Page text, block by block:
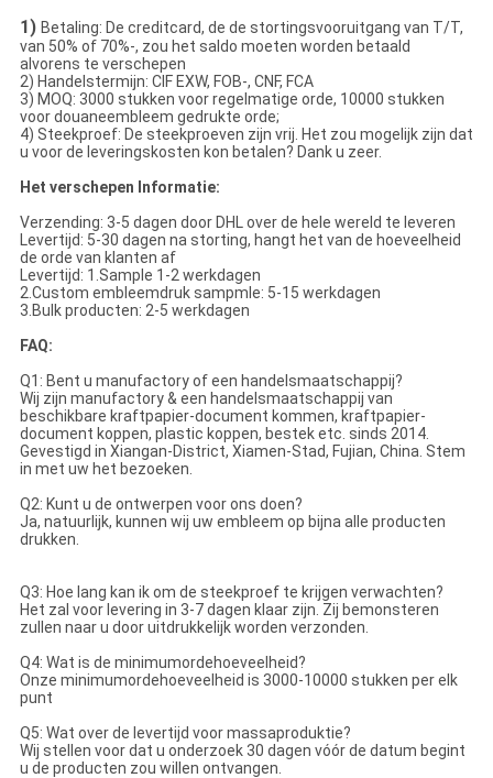
1) Betaling: De creditcard, de de stortingsvooruitgang van T/T,
van 50% of 70%-, zou het saldo moeten worden betaald
alvorens te verschepen
2) Handelstermijn: CIF EXW, FOB-, CNF, FCA
3) MOQ: 3000 stukken voor regelmatige orde, 10000 stukken
voor douaneembleem gedrukte orde;
4) Steekproef: De steekproeven zijn vrij. Het zou mogelijk zijn dat
u voor de leveringskosten kon betalen? Dank u zeer.
Het verschepen Informatie:
Verzending: 3-5 dagen door DHL over de hele wereld te leveren
Levertijd: 5-30 dagen na storting, hangt het van de hoeveelheid
de orde van klanten af
Levertijd: 1.Sample 1-2 werkdagen
2.Custom embleemdruk sampmle: 5-15 werkdagen
3.Bulk producten: 2-5 werkdagen
FAQ:
Q1: Bent u manufactory of een handelsmaatschappij?
Wij zijn manufactory & een handelsmaatschappij van
beschikbare kraftpapier-document kommen, kraftpapier-
document koppen, plastic koppen, bestek etc. sinds 2014.
Gevestigd in Xiangan-District, Xiamen-Stad, Fujian, China. Stem
in met uw het bezoeken.
Q2: Kunt u de ontwerpen voor ons doen?
Ja, natuurlijk, kunnen wij uw embleem op bijna alle producten
drukken.
Q3: Hoe lang kan ik om de steekproef te krijgen verwachten?
Het zal voor levering in 3-7 dagen klaar zijn. Zij bemonsteren
zullen naar u door uitdrukkelijk worden verzonden.
Q4: Wat is de minimumordehoeveelheid?
Onze minimumordehoeveelheid is 3000-10000 stukken per elk
punt
Q5: Wat over de levertijd voor massaproduktie?
Wij stellen voor dat u onderzoek 30 dagen vóór de datum begint
u de producten zou willen ontvangen.